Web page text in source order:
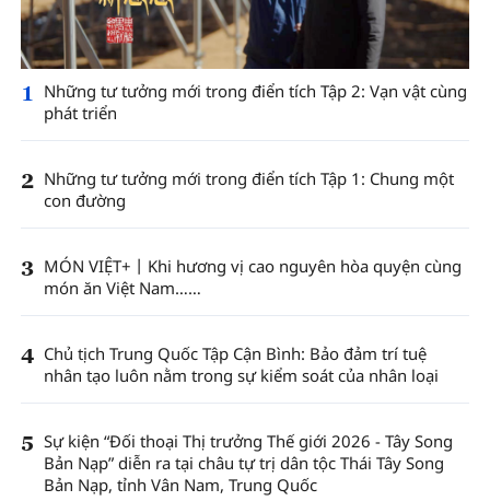
1
Những tư tưởng mới trong điển tích Tập 2: Vạn vật cùng
phát triển
2 Những tư tưởng mới trong điển tích Tập 1: Chung một
con đường
3 MÓN VIỆT+丨Khi hương vị cao nguyên hòa quyện cùng
món ăn Việt Nam……
4 Chủ tịch Trung Quốc Tập Cận Bình: Bảo đảm trí tuệ
nhân tạo luôn nằm trong sự kiểm soát của nhân loại
5 Sự kiện “Đối thoại Thị trưởng Thế giới 2026 - Tây Song
Bản Nạp” diễn ra tại châu tự trị dân tộc Thái Tây Song
Bản Nạp, tỉnh Vân Nam, Trung Quốc